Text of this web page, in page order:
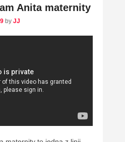
Anita maternity
by JJ